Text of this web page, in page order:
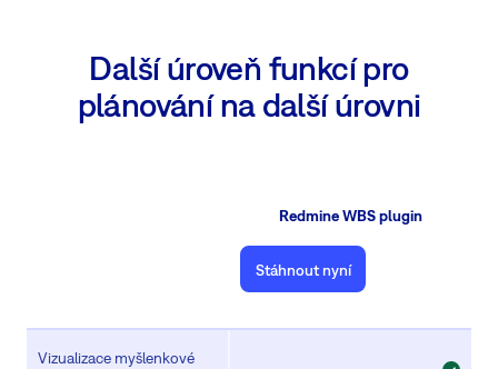
Další úroveň funkcí pro
plánování na další úrovni
Redmine WBS plugin
Stáhnout nyní
Vizualizace myšlenkové